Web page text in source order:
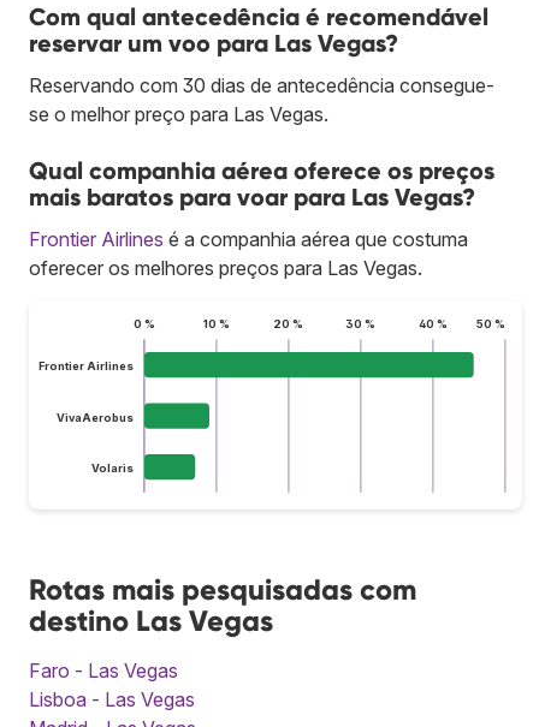
Com qual antecedência é recomendável
reservar um voo para Las Vegas?
Reservando com 30 dias de antecedência consegue-
se o melhor preço para Las Vegas.
Qual companhia aérea oferece os preços
mais baratos para voar para Las Vegas?
Frontier Airlines é a companhia aérea que costuma
oferecer os melhores preços para Las Vegas.
0 % 10 % 20 % 30 % 40 % 50 %
Frontier Airlines
VivaAerobus
Volaris
Rotas mais pesquisadas com
destino Las Vegas
Faro - Las Vegas
Lisboa - Las Vegas